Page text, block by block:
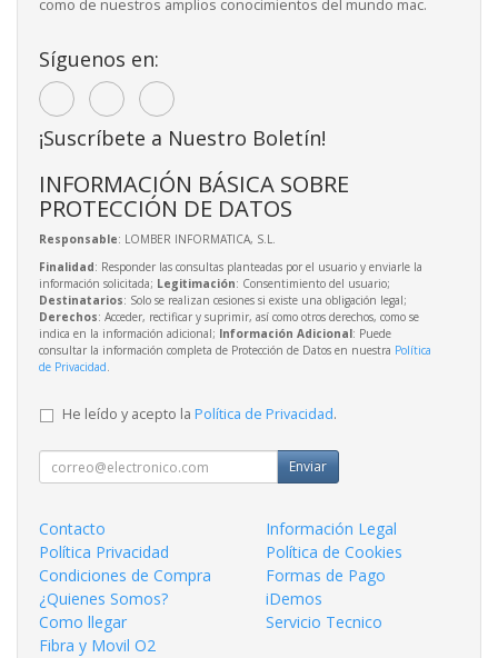
como de nuestros amplios conocimientos del mundo mac.
Síguenos en:
¡Suscríbete a Nuestro Boletín!
INFORMACIÓN BÁSICA SOBRE
PROTECCIÓN DE DATOS
Responsable: LOMBER INFORMATICA, S.L.
Finalidad: Responder las consultas planteadas por el usuario y enviarle la
información solicitada; Legitimación: Consentimiento del usuario;
Destinatarios: Solo se realizan cesiones si existe una obligación legal;
Derechos: Acceder, rectificar y suprimir, así como otros derechos, como se
indica en la información adicional; Información Adicional: Puede
consultar la información completa de Protección de Datos en nuestra Política
de Privacidad.
He leído y acepto la Política de Privacidad.
Enviar
Contacto
Información Legal
Política Privacidad
Política de Cookies
Condiciones de Compra
Formas de Pago
¿Quienes Somos?
iDemos
Como llegar
Servicio Tecnico
Fibra y Movil O2